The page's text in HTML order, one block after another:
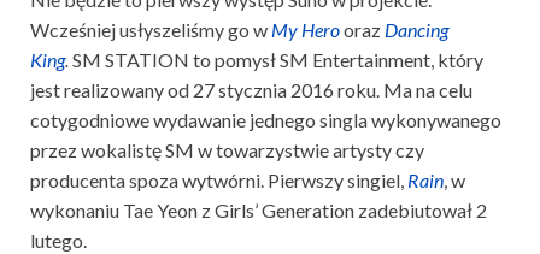
Wcześniej usłyszeliśmy go w My Herooraz Dancing
King.SM STATION to pomysł SM Entertainment, który
jest realizowany od 27 stycznia 2016 roku. Ma na celu
cotygodniowe wydawanie jednego singla wykonywanego
przez wokalistę SM w towarzystwie artysty czy
producenta spoza wytwórni. Pierwszy singiel, Rain, w
wykonaniu Tae Yeon z Girls’ Generation zadebiutował 2
lutego.